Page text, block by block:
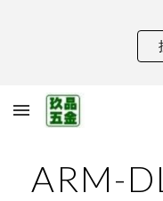
Skip to main content
ARM-